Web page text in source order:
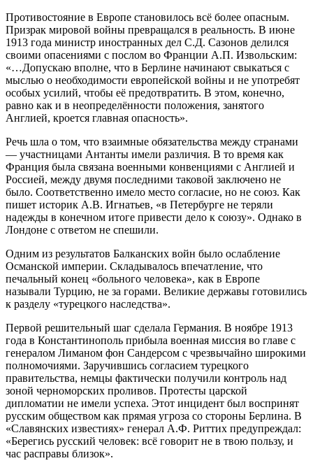
Противостояние в Европе становилось всё более опасным.
Призрак мировой войны превращался в реальность. В июне
1913 года министр иностранных дел С.Д. Сазонов делился
своими опасениями с послом во Франции А.П. Извольским:
«…Допускаю вполне, что в Берлине начинают свыкаться с
мыслью о необходимости европейской войны и не употребят
особых усилий, чтобы её предотвратить. В этом, конечно,
равно как и в неопределённости положения, занятого
Англией, кроется главная опасность».
Речь шла о том, что взаимные обязательства между странами
— участницами Антанты имели различия. В то время как
Франция была связана военными конвенциями с Англией и
Россией, между двумя последними таковой заключено не
было. Соответственно имело место согласие, но не союз. Как
пишет историк А.В. Игнатьев, «в Петербурге не теряли
надежды в конечном итоге привести дело к союзу». Однако в
Лондоне с ответом не спешили.
Одним из результатов Балканских войн было ослабление
Османской империи. Складывалось впечатление, что
печальный конец «больного человека», как в Европе
называли Турцию, не за горами. Великие державы готовились
к разделу «турецкого наследства».
Первой решительный шаг сделала Германия. В ноябре 1913
года в Константинополь прибыла военная миссия во главе с
генералом Лиманом фон Сандерсом с чрезвычайно широкими
полномочиями. Заручившись согласием турецкого
правительства, немцы фактически получили контроль над
зоной черноморских проливов. Протесты царской
дипломатии не имели успеха. Этот инцидент был воспринят
русским обществом как прямая угроза со стороны Берлина. В
«Славянских известиях» генерал А.Ф. Риттих предупреждал:
«Берегись русский человек: всё говорит не в твою пользу, и
час расправы близок».